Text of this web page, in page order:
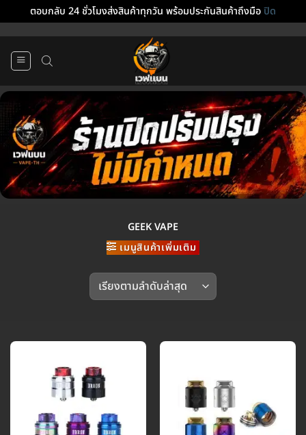
ตอบกลับ 24 ชั่วโมงส่งสินค้าทุกวัน พร้อมประกันสินค้าถึงมือปิด
GEEK VAPE
เมนูสินค้าเพิ่มเติม